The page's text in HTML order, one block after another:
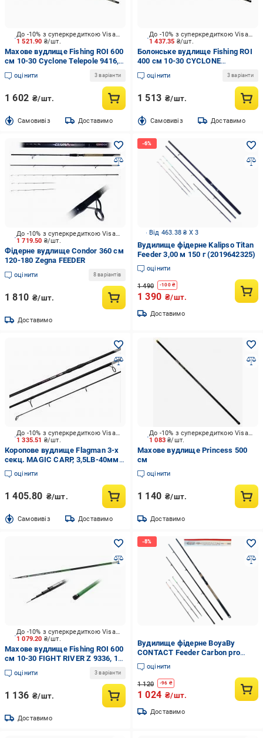
1 521.90 ₴/шт.
До -10% з суперкредиткою Visa Вигода
Махове вудлище Fishing ROI 600
см 10-30 Cyclone Telepole 9416,
без кілець
оцінити 3 варіанти
1 602 ₴/шт.
Cамовивіз Доставимо
1 437.35 ₴/шт.
До -10% з суперкредиткою Visa Вигода
Болонське вудлище Fishing ROI
400 см 10-30 CYCLONE
BOLOGNESE 9414, до 30гр, з
кільцями
оцінити 3 варіанти
1 513 ₴/шт.
Cамовивіз Доставимо
1 719.50 ₴/шт.
До -10% з суперкредиткою Visa Вигода
Фідерне вудлище Condor 360 см
120-180 Zegna FEEDER
оцінити 8 варіантів
1 810 ₴/шт.
Доставимо
Від 463.38 ₴ X 3
Вудилище фідерне Kalipso Titan
Feeder 3,00 м 150 г (2019642325)
оцінити
1 490 -100₴
1 390 ₴/шт.
Доставимо
1 335.51 ₴/шт.
До -10% з суперкредиткою Visa Вигода
Коропове вудлище Flagman 3-х
секц. MAGIC CARP, 3,5LB-40мм
390 см 80 –140 г
оцінити
1 405.80 ₴/шт.
Cамовивіз Доставимо
1 083₴/шт.
До -10% з суперкредиткою Visa Вигода
Махове вудлище Princess 500
см
оцінити
1 140 ₴/шт.
Доставимо
1 079.20 ₴/шт.
До -10% з суперкредиткою Visa Вигода
Махове вудлище Fishing ROI 600
см 10-30 FIGHT RIVER Z 9336, 10-
30GR без цілець
оцінити 3 варіанти
1 136 ₴/шт.
Доставимо
Вудилище фідерне BoyaBy
CONTACT Feeder Carbon pro
ART210-360 150 г L 3,6 м
(2149424172)
оцінити
1 120 -96 ₴
1 024 ₴/шт.
Доставимо